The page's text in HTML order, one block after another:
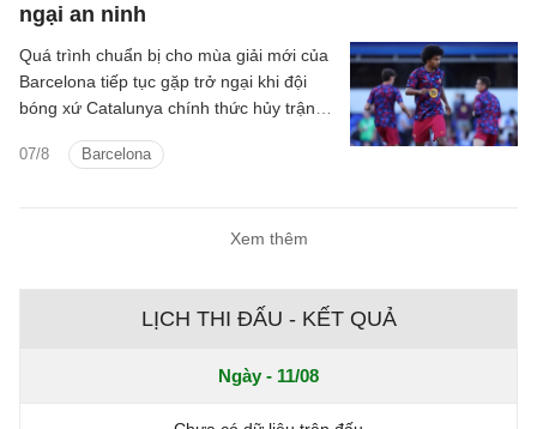
ngại an ninh
07/8 Barcelona
Quá trình chuẩn bị cho mùa giải mới của
Barcelona tiếp tục gặp trở ngại khi đội
bóng xứ Catalunya chính thức hủy trận
liên quan đến tình hình an ninh tại khu
Xem thêm
LỊCH THI ĐẤU - KẾT QUẢ
Ngày - 11/08